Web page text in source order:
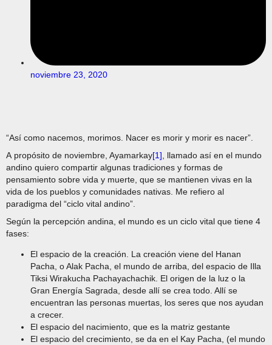
noviembre 23, 2020
“Así como nacemos, morimos. Nacer es morir y morir es nacer”.
A propósito de noviembre, Ayamarkay[1] , llamado así en el mundo
andino quiero compartir algunas tradiciones y formas de
pensamiento sobre vida y muerte, que se mantienen vivas en la
vida de los pueblos y comunidades nativas. Me refiero al
paradigma del “ciclo vital andino”.
Según la percepción andina, el mundo es un ciclo vital que tiene 4
fases:
El espacio de la creación. La creación viene del Hanan
Pacha, o Alak Pacha, el mundo de arriba, del espacio de Illa
Tiksi Wirakucha Pachayachachik. El origen de la luz o la
Gran Energía Sagrada, desde allí se crea todo. Allí se
encuentran las personas muertas, los seres que nos ayudan
a crecer.
El espacio del nacimiento, que es la matriz gestante
El espacio del crecimiento, se da en el Kay Pacha, (el mundo